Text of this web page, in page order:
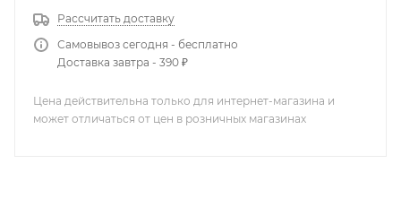
Рассчитать доставку
Самовывоз сегодня - бесплатно
Доставка завтра - 390 ₽
Цена действительна только для интернет-магазина и
может отличаться от цен в розничных магазинах